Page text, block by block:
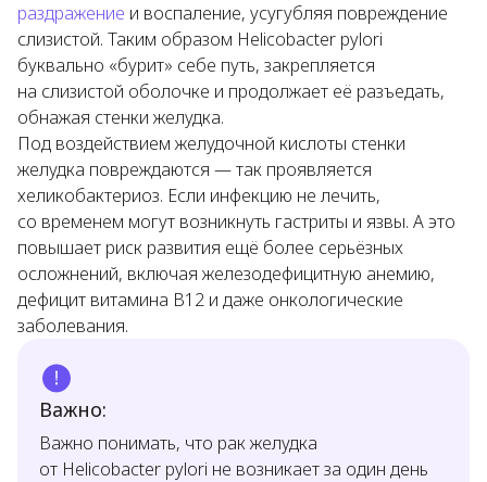
раздражение и воспаление, усугубляя повреждение
слизистой. Таким образом Helicobacter pylori
буквально «бурит» себе путь, закрепляется
на слизистой оболочке и продолжает её разъедать,
обнажая стенки желудка.
Под воздействием желудочной кислоты стенки
желудка повреждаются — так проявляется
хеликобактериоз. Если инфекцию не лечить,
со временем могут возникнуть гастриты и язвы. А это
повышает риск развития ещё более серьёзных
осложнений, включая железодефицитную анемию,
дефицит витамина B12 и даже онкологические
заболевания.
Важно:
Важно понимать, что рак желудка
от Helicobacter pylori не возникает за один день